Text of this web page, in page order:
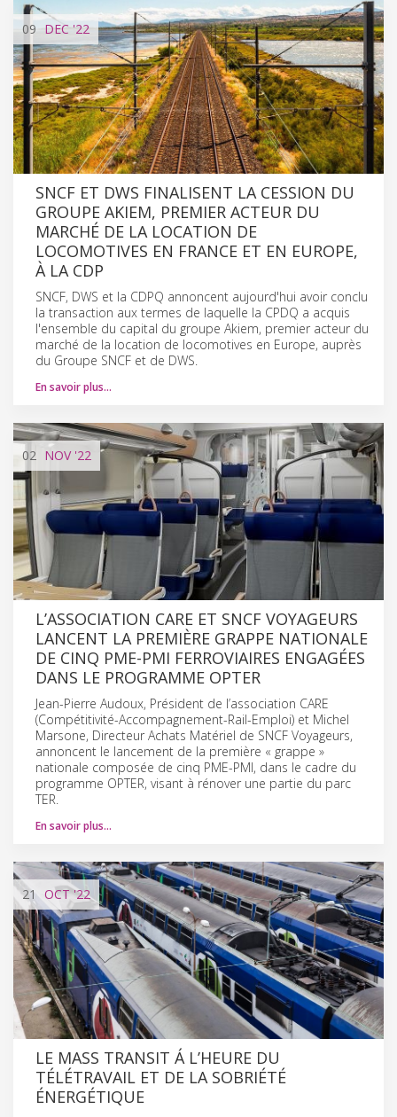
09 DEC'22
SNCF ET DWS FINALISENT LA CESSION DU
GROUPE AKIEM, PREMIER ACTEUR DU
MARCHÉ DE LA LOCATION DE
LOCOMOTIVES EN FRANCE ET EN EUROPE,
À LA CDP
SNCF, DWS et la CDPQ annoncent aujourd'hui avoir conclu
la transaction aux termes de laquelle la CPDQ a acquis
l'ensemble du capital du groupe Akiem, premier acteur du
marché de la location de locomotives en Europe, auprès
du Groupe SNCF et de DWS.
En savoir plus…
02 NOV'22
L’ASSOCIATION CARE ET SNCF VOYAGEURS
LANCENT LA PREMIÈRE GRAPPE NATIONALE
DE CINQ PME-PMI FERROVIAIRES ENGAGÉES
DANS LE PROGRAMME OPTER
Jean-Pierre Audoux, Président de l’association CARE
(Compétitivité-Accompagnement-Rail-Emploi) et Michel
Marsone, Directeur Achats Matériel de SNCF Voyageurs,
annoncent le lancement de la première « grappe »
nationale composée de cinq PME-PMI, dans le cadre du
programme OPTER, visant à rénover une partie du parc
TER.
En savoir plus…
21 OCT'22
LE MASS TRANSIT Á L’HEURE DU
TÉLÉTRAVAIL ET DE LA SOBRIÉTÉ
ÉNERGÉTIQUE